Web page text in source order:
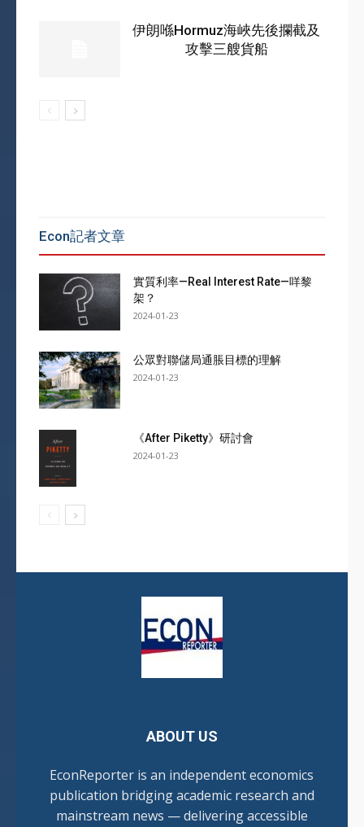
伊朗喺Hormuz海峽先後攔截及
攻擊三艘貨船
Econ記者文章
實質利率—Real Interest Rate—咩黎
架？
2024-01-23
公眾對聯儲局通脹目標的理解
2024-01-23
《After Piketty》研討會
2024-01-23
ABOUT US
EconReporter is an independent economics
publication bridging academic research and
mainstream news — delivering accessible